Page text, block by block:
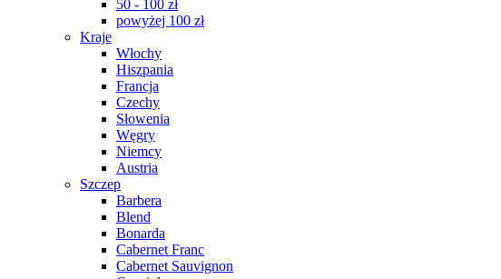
50 - 100 zł
powyżej 100 zł
Kraje
Włochy
Hiszpania
Francja
Czechy
Słowenia
Węgry
Niemcy
Austria
Szczep
Barbera
Blend
Bonarda
Cabernet Franc
Cabernet Sauvignon